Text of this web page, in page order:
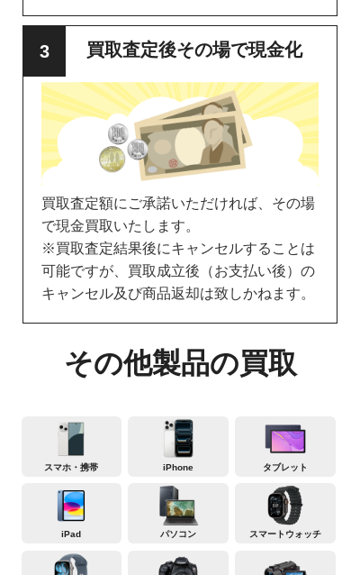
買取査定後その場で現金化
買取査定額にご承諾いただければ、その場
で現金買取いたします。
※買取査定結果後にキャンセルすることは
可能ですが、買取成立後（お支払い後）の
キャンセル及び商品返却は致しかねます。
その他製品の買取
スマホ・携帯 iPhone タブレット
iPad パソコン スマートウォッチ